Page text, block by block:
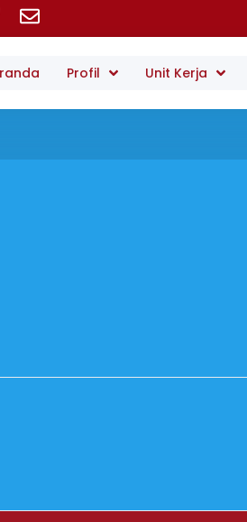
Profil Unit Kerja